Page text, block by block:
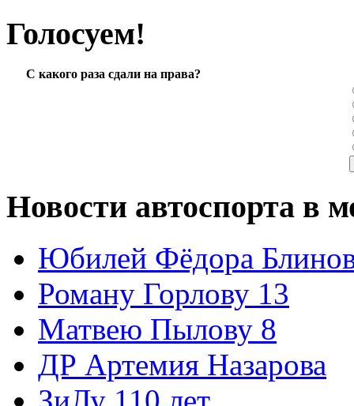
Голосуем!
С какого раза сдали на права?
Новости автоспорта в
Юбилей Фёдора
Роману Горлову 13
Матвею Пылову 8
ДР Артемия Назарова